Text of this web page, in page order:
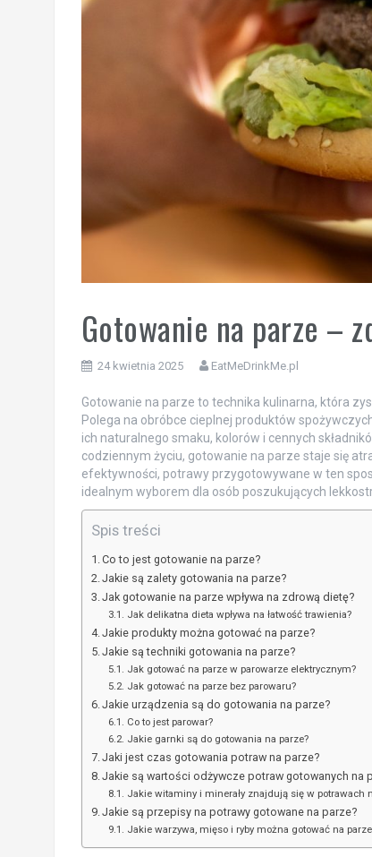
Gotowanie na parze –
24 kwietnia 2025 EatMeDrinkMe.pl
Gotowanie na parze to technika kulinarna, która
Polega na obróbce cieplnej produktów
ich naturalnego smaku, kolorów i cennych
codziennym życiu, gotowanie na parze staje się
efektywności, potrawy przygotowywane w ten
idealnym wyborem dla osób poszukujących
Spis treści
Co to jest gotowanie na parze?
Jakie są zalety gotowania na parze?
Jak gotowanie na parze wpływa na zdrową dietę?
Jak delikatna dieta wpływa na łatwość trawienia?
Jakie produkty można gotować na parze?
Jakie są techniki gotowania na parze?
Jak gotować na parze w parowarze elektrycznym?
Jak gotować na parze bez parowaru?
Jakie urządzenia są do gotowania na parze?
Co to jest parowar?
Jakie garnki są do gotowania na parze?
Jaki jest czas gotowania potraw na parze?
Jakie są wartości odżywcze potraw gotowanych na
Jakie witaminy i minerały znajdują się w potrawach
Jakie są przepisy na potrawy gotowane na parze?
Jakie warzywa, mięso i ryby można gotować na